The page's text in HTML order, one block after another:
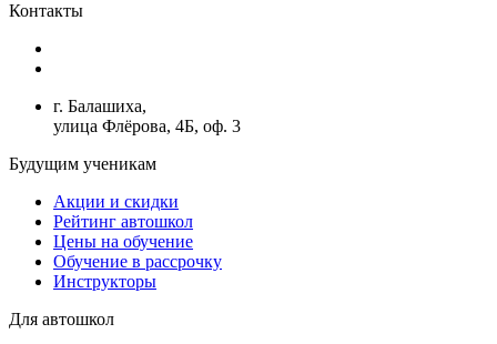
Контакты
г. Балашиха,
улица Флёрова, 4Б, оф. 3
Будущим ученикам
Акции и скидки
Рейтинг автошкол
Цены на обучение
Обучение в рассрочку
Инструкторы
Для автошкол